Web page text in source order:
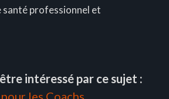
santé professionnel et
intéressé par ce sujet :
les Coachs